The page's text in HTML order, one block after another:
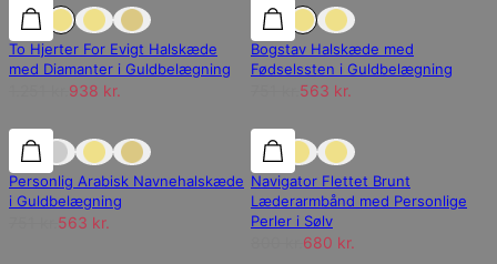
25% rabat 25% rabat
To Hjerter For Evigt Halskæde
med Diamanter i Guldbelægning
938 kr.
25% rabat
Bogstav Halskæde med
Fødselssten i Guldbelægning
563 kr.
25% rabat 25% rabat
Personlig Arabisk Navnehalskæde
i Guldbelægning
563 kr.
15% rabat
Navigator Flettet Brunt
Læderarmbånd med Personlige
Perler i Sølv
680 kr.